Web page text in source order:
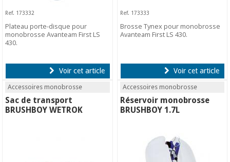
Ref. 173332
Plateau porte-disque pour
monobrosse Avanteam First LS
430.
Voir cet article
Ref. 173333
Brosse Tynex pour monobrosse
Avanteam First LS 430.
Voir cet article
Accessoires monobrosse
Sac de transport
BRUSHBOY WETROK
Accessoires monobrosse
Réservoir monobrosse
BRUSHBOY 1.7L